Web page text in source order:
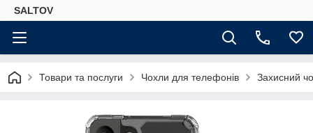
SALTOV
Товари та послуги Чохли для телефонів Захисний